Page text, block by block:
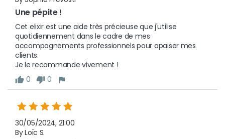
Une pépite !
Cet elixir est une aide très précieuse que j'utilise
quotidiennement dans le cadre de mes
accompagnements professionnels pour apaiser mes
clients.
Je le recommande vivement !
0
0
30/05/2024, 21:00
By Loïc S.